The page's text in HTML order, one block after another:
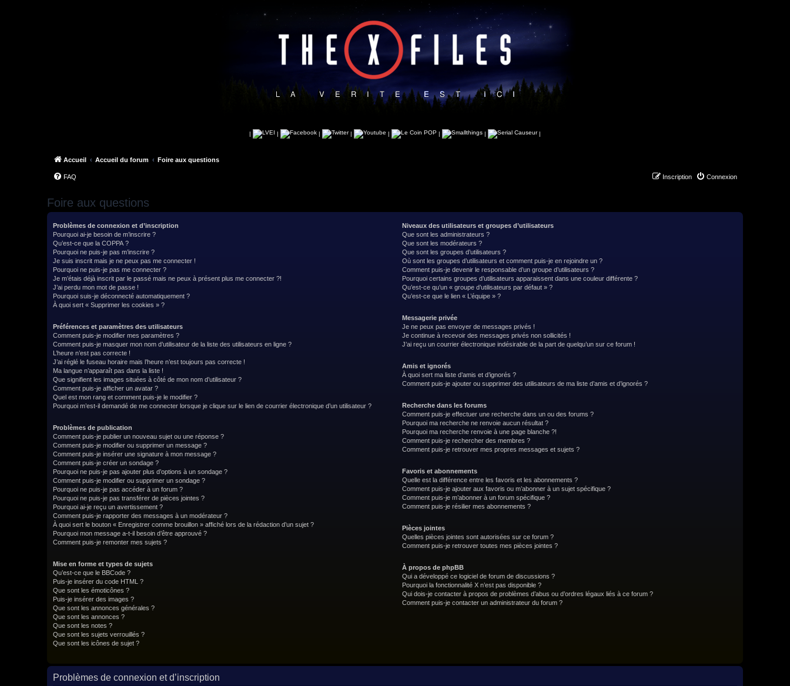
| | | | | | | |
Accueil Accueil du forum Foire aux questions
FAQ Connexion
Inscription
Foire aux questions
Problèmes de connexion et d’inscription
Pourquoi ai-je besoin de m’inscrire ?
Qu’est-ce que la COPPA ?
Pourquoi ne puis-je pas m’inscrire ?
Je suis inscrit mais je ne peux pas me connecter !
Pourquoi ne puis-je pas me connecter ?
Je m’étais déjà inscrit par le passé mais ne peux à présent plus me connecter ?!
J’ai perdu mon mot de passe !
Pourquoi suis-je déconnecté automatiquement ?
À quoi sert « Supprimer les cookies » ?
Préférences et paramètres des utilisateurs
Comment puis-je modifier mes paramètres ?
Comment puis-je masquer mon nom d’utilisateur de la liste des utilisateurs en ligne ?
L’heure n’est pas correcte !
J’ai réglé le fuseau horaire mais l’heure n’est toujours pas correcte !
Ma langue n’apparaît pas dans la liste !
Que signifient les images situées à côté de mon nom d’utilisateur ?
Comment puis-je afficher un avatar ?
Quel est mon rang et comment puis-je le modifier ?
Pourquoi m’est-il demandé de me connecter lorsque je clique sur le lien de courrier électronique d’un utilisateur ?
Problèmes de publication
Comment puis-je publier un nouveau sujet ou une réponse ?
Comment puis-je modifier ou supprimer un message ?
Comment puis-je insérer une signature à mon message ?
Comment puis-je créer un sondage ?
Pourquoi ne puis-je pas ajouter plus d’options à un sondage ?
Comment puis-je modifier ou supprimer un sondage ?
Pourquoi ne puis-je pas accéder à un forum ?
Pourquoi ne puis-je pas transférer de pièces jointes ?
Pourquoi ai-je reçu un avertissement ?
Comment puis-je rapporter des messages à un modérateur ?
À quoi sert le bouton « Enregistrer comme brouillon » affiché lors de la rédaction d’un sujet ?
Pourquoi mon message a-t-il besoin d’être approuvé ?
Comment puis-je remonter mes sujets ?
Mise en forme et types de sujets
Qu’est-ce que le BBCode ?
Puis-je insérer du code HTML ?
Que sont les émoticônes ?
Puis-je insérer des images ?
Que sont les annonces générales ?
Que sont les annonces ?
Que sont les notes ?
Que sont les sujets verrouillés ?
Que sont les icônes de sujet ?
Niveaux des utilisateurs et groupes d’utilisateurs
Que sont les administrateurs ?
Que sont les modérateurs ?
Que sont les groupes d’utilisateurs ?
Où sont les groupes d’utilisateurs et comment puis-je en rejoindre un ?
Comment puis-je devenir le responsable d’un groupe d’utilisateurs ?
Pourquoi certains groupes d’utilisateurs apparaissent dans une couleur différente ?
Qu’est-ce qu’un « groupe d’utilisateurs par défaut » ?
Qu’est-ce que le lien « L’équipe » ?
Messagerie privée
Je ne peux pas envoyer de messages privés !
Je continue à recevoir des messages privés non sollicités !
J’ai reçu un courrier électronique indésirable de la part de quelqu’un sur ce forum !
Amis et ignorés
À quoi sert ma liste d’amis et d’ignorés ?
Comment puis-je ajouter ou supprimer des utilisateurs de ma liste d’amis et d’ignorés ?
Recherche dans les forums
Comment puis-je effectuer une recherche dans un ou des forums ?
Pourquoi ma recherche ne renvoie aucun résultat ?
Pourquoi ma recherche renvoie à une page blanche ?!
Comment puis-je rechercher des membres ?
Comment puis-je retrouver mes propres messages et sujets ?
Favoris et abonnements
Quelle est la différence entre les favoris et les abonnements ?
Comment puis-je ajouter aux favoris ou m’abonner à un sujet spécifique ?
Comment puis-je m’abonner à un forum spécifique ?
Comment puis-je résilier mes abonnements ?
Pièces jointes
Quelles pièces jointes sont autorisées sur ce forum ?
Comment puis-je retrouver toutes mes pièces jointes ?
À propos de phpBB
Qui a développé ce logiciel de forum de discussions ?
Pourquoi la fonctionnalité X n’est pas disponible ?
Qui dois-je contacter à propos de problèmes d’abus ou d’ordres légaux liés à ce forum ?
Comment puis-je contacter un administrateur du forum ?
Problèmes de connexion et d’inscription